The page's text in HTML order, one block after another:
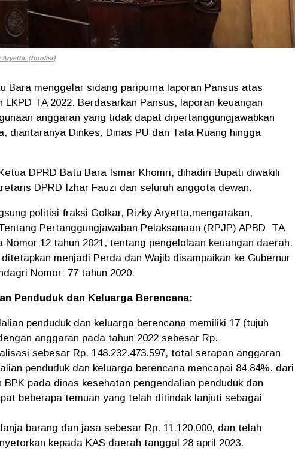
Aryetta. (foto/ist)
Bara menggelar sidang paripurna laporan Pansus atas
TA 2022. Berdasarkan Pansus, laporan keuangan
anggaran yang tidak dapat dipertanggungjawabkan
diantaranya Dinkes, Dinas PU dan Tata Ruang hingga
DPRD Batu Bara Ismar Khomri, dihadiri Bupati diwakili
DPRD Izhar Fauzi dan seluruh anggota dewan.
politisi fraksi Golkar, Rizky Aryetta,mengatakan,
Pertanggungjawaban Pelaksanaan (RPJP) APBD TA
Nomor 12 tahun 2021, tentang pengelolaan keuangan daerah.
menjadi Perda dan Wajib disampaikan ke Gubernur
Nomor: 77 tahun 2020.
Penduduk dan Keluarga Berencana:
penduduk dan keluarga berencana memiliki 17 (tujuh
anggaran pada tahun 2022 sebesar Rp.
sebesar Rp. 148.232.473.597, total serapan anggaran
penduduk dan keluarga berencana mencapai 84.84%. dari
pada dinas kesehatan pengendalian penduduk dan
beberapa temuan yang telah ditindak lanjuti sebagai
barang dan jasa sebesar Rp. 11.120.000, dan telah
kepada KAS daerah tanggal 28 april 2023.